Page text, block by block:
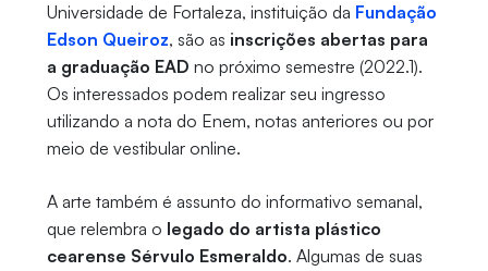
Universidade de Fortaleza, instituição da Fundação
Edson Queiroz, são as inscrições abertas para
a graduação EAD no próximo semestre (2022.1).
Os interessados podem realizar seu ingresso
utilizando a nota do Enem, notas anteriores ou por
meio de vestibular online.
A arte também é assunto do informativo semanal,
que relembra o legado do artista plástico
cearense Sérvulo Esmeraldo. Algumas de suas